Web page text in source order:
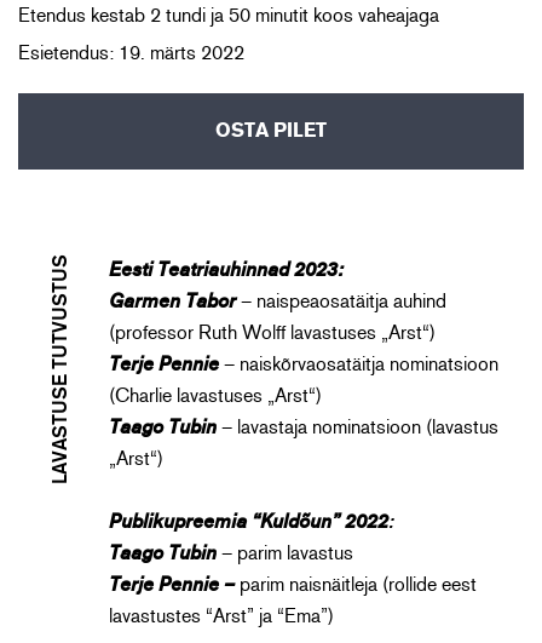
Etendus kestab 2 tundi ja 50 minutit koos vaheajaga
Esietendus: 19. märts 2022
OSTA PILET
LAVASTUSE TUTVUSTUS
Eesti Teatriauhinnad 2023:
Garmen Tabor– naispeaosatäitja auhind
(professor Ruth Wolff lavastuses „Arst“)
Terje Pennie – naiskõrvaosatäitja nominatsioon
(Charlie lavastuses „Arst“)
Taago Tubin– lavastaja nominatsioon (lavastus
„Arst“)
Publikupreemia “Kuldõun” 2022:
Taago Tubin– parim lavastus
Terje Pennie –parim naisnäitleja (rollide eest
lavastustes “Arst” ja “Ema”)